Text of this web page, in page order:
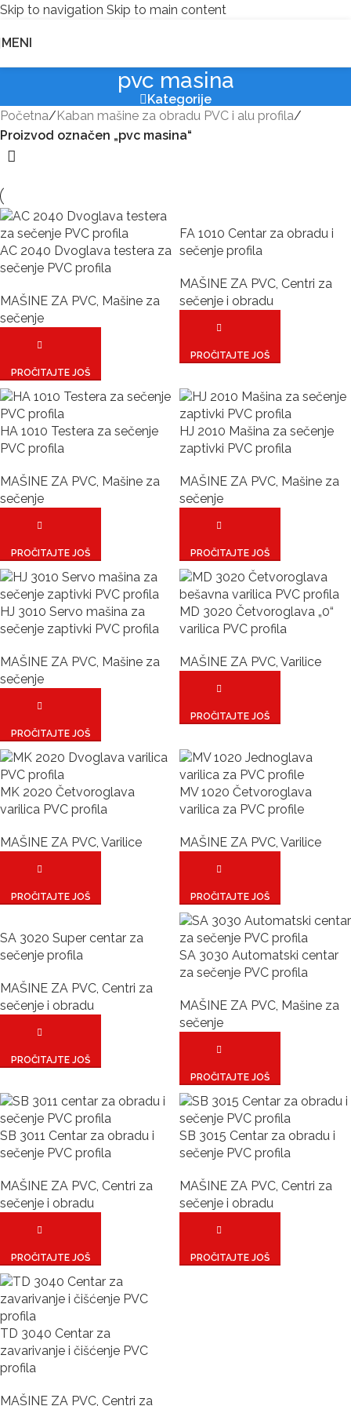
Skip to navigation Skip to main content
MENI
pvc masina
Kategorije
Početna/Kaban mašine za obradu PVC i alu profila/
Proizvod označen „pvc masina“
AC 2040 Dvoglava testera za
sečenje PVC profila
MAŠINE ZA PVC, Mašine za
sečenje
PROČITAJTE JOŠ
FA 1010 Centar za obradu i
sečenje profila
MAŠINE ZA PVC, Centri za
sečenje i obradu
PROČITAJTE JOŠ
HA 1010 Testera za sečenje
PVC profila
MAŠINE ZA PVC, Mašine za
sečenje
PROČITAJTE JOŠ
HJ 2010 Mašina za sečenje
zaptivki PVC profila
MAŠINE ZA PVC, Mašine za
sečenje
PROČITAJTE JOŠ
HJ 3010 Servo mašina za
sečenje zaptivki PVC profila
MAŠINE ZA PVC, Mašine za
sečenje
PROČITAJTE JOŠ
MD 3020 Četvoroglava „0“
varilica PVC profila
MAŠINE ZA PVC, Varilice
PROČITAJTE JOŠ
MK 2020 Četvoroglava
varilica PVC profila
MAŠINE ZA PVC, Varilice
PROČITAJTE JOŠ
MV 1020 Četvoroglava
varilica za PVC profile
MAŠINE ZA PVC, Varilice
PROČITAJTE JOŠ
SA 3020 Super centar za
sečenje profila
MAŠINE ZA PVC, Centri za
sečenje i obradu
PROČITAJTE JOŠ
SA 3030 Automatski centar
za sečenje PVC profila
MAŠINE ZA PVC, Mašine za
sečenje
PROČITAJTE JOŠ
SB 3011 Centar za obradu i
sečenje PVC profila
MAŠINE ZA PVC, Centri za
sečenje i obradu
PROČITAJTE JOŠ
SB 3015 Centar za obradu i
sečenje PVC profila
MAŠINE ZA PVC, Centri za
sečenje i obradu
PROČITAJTE JOŠ
TD 3040 Centar za
zavarivanje i čišćenje PVC
profila
MAŠINE ZA PVC, Centri za